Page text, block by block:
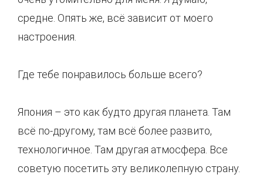
средне. Опять же, всё зависит от моего
настроения.
Где тебе понравилось больше всего?
Япония – это как будто другая планета. Там
всё по-другому, там всё более развито,
технологичное. Там другая атмосфера. Все
советую посетить эту великолепную страну.